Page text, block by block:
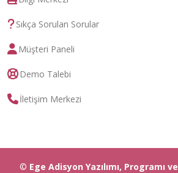
Sıkça Sorulan Sorular
Müşteri Paneli
Demo Talebi
İletişim Merkezi
© Ege Adisyon Yazılımı, Programı ve